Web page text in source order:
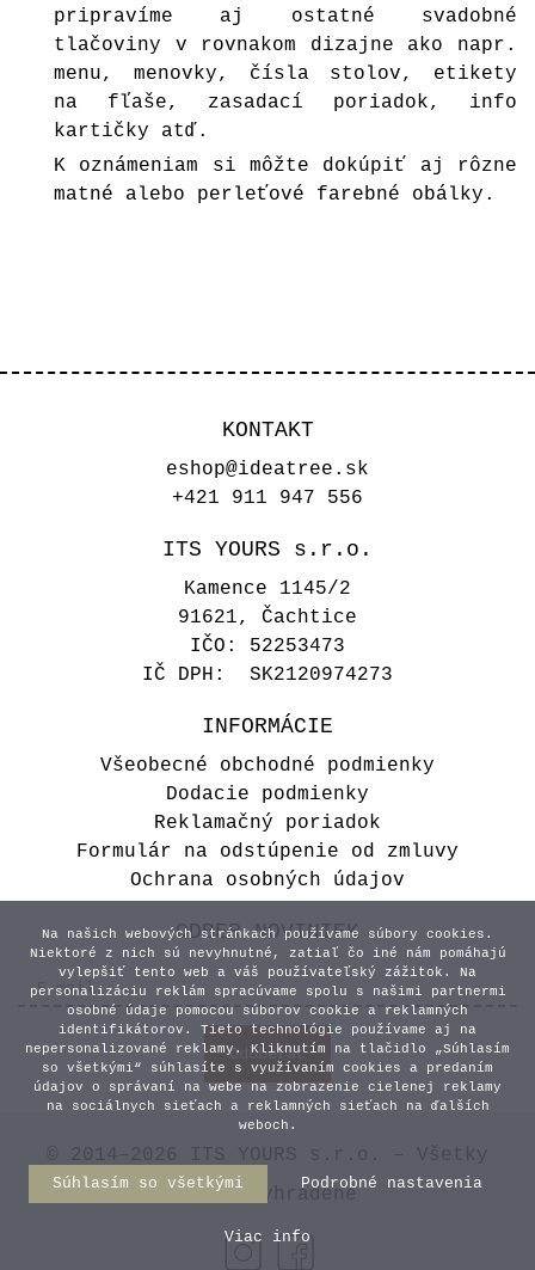
pripravíme aj ostatné svadobné
tlačoviny v rovnakom dizajne ako napr.
menu, menovky, čísla stolov, etikety
na fľaše, zasadací poriadok, info
kartičky atď.
K oznámeniam si môžte dokúpiť aj rôzne
matné alebo perleťové farebné obálky .
KONTAKT
eshop@ideatree.sk
+421 911 947 556
ITS YOURS s.r.o.
Kamence 1145/2
91621, Čachtice
IČO: 52253473
IČ DPH: SK2120974273
INFORMÁCIE
Všeobecné obchodné podmienky
Dodacie podmienky
Reklamačný poriadok
Formulár na odstúpenie od zmluvy
Ochrana osobných údajov
ODBER NOVINIEK
práva vyhradené
Na našich webových stránkach používame súbory cookies.
Niektoré z nich sú nevyhnutné, zatiaľ čo iné nám pomáhajú
vylepšiť tento web a váš používateľský zážitok. Na
personalizáciu reklám spracúvame spolu s našimi partnermi
osobné údaje pomocou súborov cookie a reklamných
identifikátorov. Tieto technológie používame aj na
nepersonalizované reklamy. Kliknutím na tlačidlo „Súhlasím
so všetkými“ súhlasíte s využívaním cookies a predaním
údajov o správaní na webe na zobrazenie cielenej reklamy
na sociálnych sieťach a reklamných sieťach na ďalších
weboch.
Súhlasím so všetkými Podrobné nastavenia
Viac info